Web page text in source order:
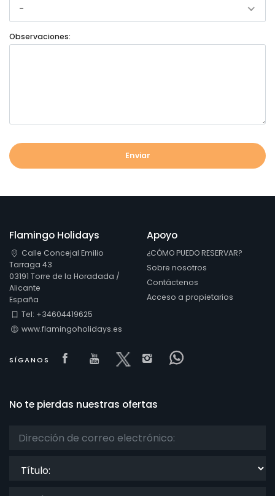
-
Observaciones:
Enviar
Flamingo Holidays
Calle Concejal Emilio
Tarraga 43
03191 Torre de la Horadada /
Alicante
España
Tel: +34604419625
www.flamingoholidays.es
SÍGANOS Visit our Facebook page
Visit our youtube page
Visit our x page
Visit our isntagram
Visit our
Apoyo
¿CÓMO PUEDO RESERVAR?
Sobre nosotros
Contáctenos
Acceso a propietarios
No te pierdas nuestras ofertas